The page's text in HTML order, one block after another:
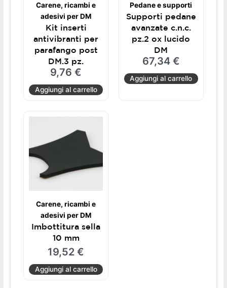
Carene, ricambi e
adesivi per DM
Kit inserti
antivibranti per
parafango post
DM.3 pz.
9,76€
Aggiungi al carrello
Pedane e supporti
Supporti pedane
avanzate c.n.c.
pz.2 ox lucido
DM
67,34 €
Aggiungi al carrello
Carene, ricambi e
adesivi per DM
Imbottitura sella
10 mm
19,52€
Aggiungi al carrello